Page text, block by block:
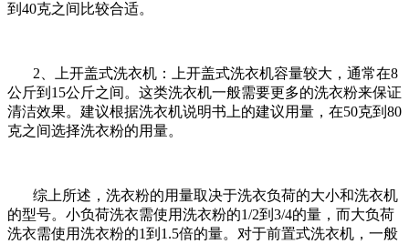
到40克之间比较合适。
2、上开盖式洗衣机：上开盖式洗衣机容量较大，通常在8
公斤到15公斤之间。这类洗衣机一般需要更多的洗衣粉来保证
清洁效果。建议根据洗衣机说明书上的建议用量，在50克到80
克之间选择洗衣粉的用量。
综上所述，洗衣粉的用量取决于洗衣负荷的大小和洗衣机
的型号。小负荷洗衣需使用洗衣粉的1/2到3/4的量，而大负荷
洗衣需使用洗衣粉的1到1.5倍的量。对于前置式洗衣机，一般